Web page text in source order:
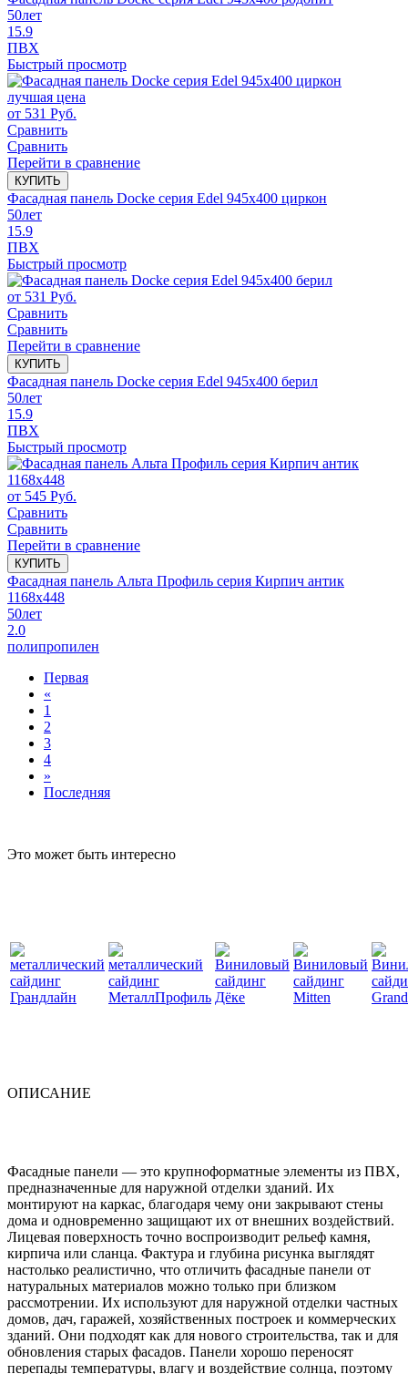
50лет
15.9
ПВХ
Быстрый просмотр
лучшая цена
от 531 Руб.
Сравнить
Сравнить
Перейти в сравнение
КУПИТЬ
Фасадная панель Docke серия Edel 945x400 циркон
50лет
15.9
ПВХ
Быстрый просмотр
от 531 Руб.
Сравнить
Сравнить
Перейти в сравнение
КУПИТЬ
Фасадная панель Docke серия Edel 945x400 берил
50лет
15.9
ПВХ
Быстрый просмотр
от 545 Руб.
Сравнить
Сравнить
Перейти в сравнение
КУПИТЬ
Фасадная панель Альта Профиль серия Кирпич антик
1168x448
50лет
2.0
полипропилен
Первая
«
1
2
3
4
»
Последняя
Это может быть интересно
ОПИСАНИЕ
Фасадные панели — это крупноформатные элементы из ПВХ,
предназначенные для наружной отделки зданий. Их
монтируют на каркас, благодаря чему они закрывают стены
дома и одновременно защищают их от внешних воздействий.
Лицевая поверхность точно воспроизводит рельеф камня,
кирпича или сланца. Фактура и глубина рисунка выглядят
настолько реалистично, что отличить фасадные панели от
натуральных материалов можно только при близком
рассмотрении. Их используют для наружной отделки частных
домов, дач, гаражей, хозяйственных построек и коммерческих
зданий. Они подходят как для нового строительства, так и для
обновления старых фасадов. Панели хорошо переносят
перепады температуры, влагу и воздействие солнца, поэтому